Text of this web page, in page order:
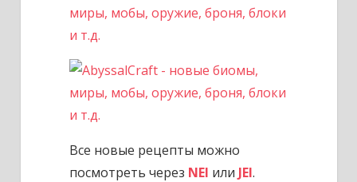
Все новые рецепты можно
посмотреть через NEI или JEI.